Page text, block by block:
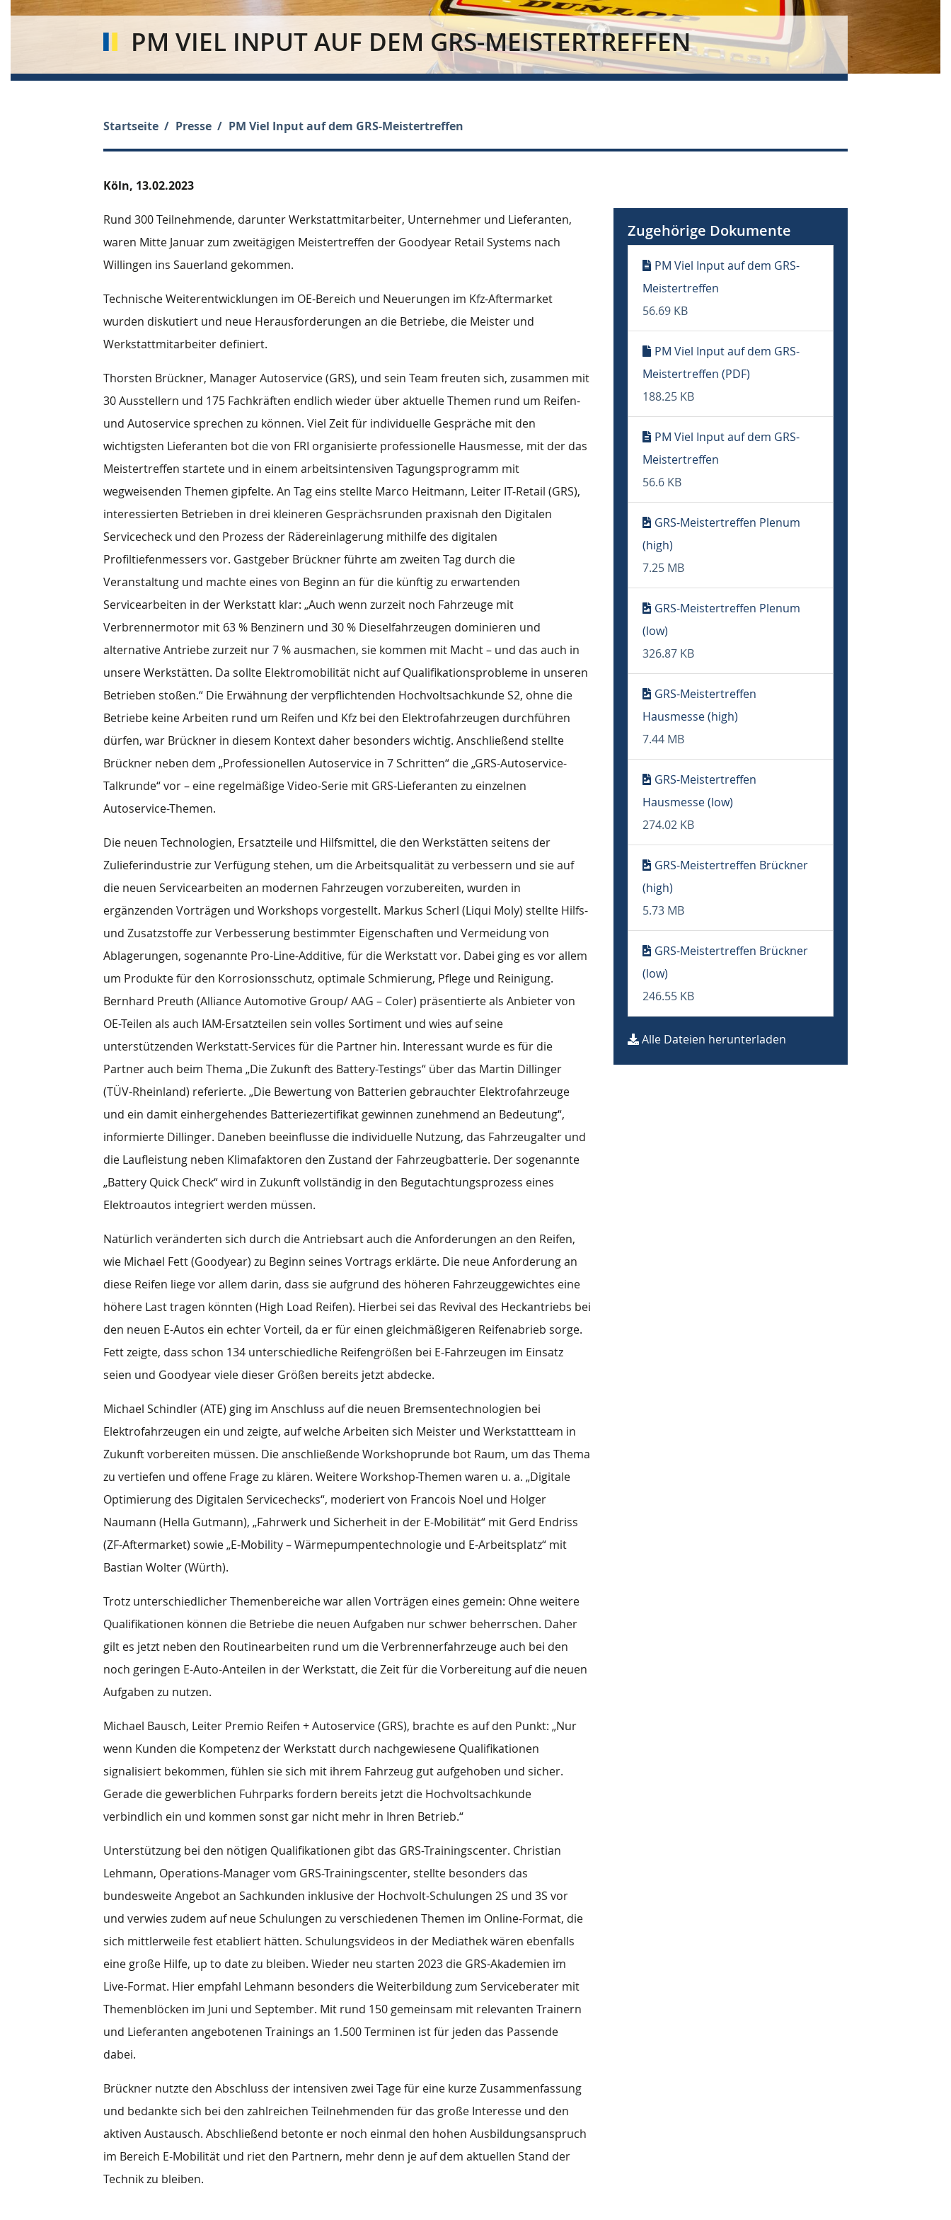
PM VIEL INPUT AUF DEM GRS-MEISTERTREFFEN
Startseite Presse PM Viel Input auf dem GRS-Meistertreffen
Köln, 13.02.2023
Rund 300 Teilnehmende, darunter Werkstattmitarbeiter, Unternehmer und Lieferanten,
waren Mitte Januar zum zweitägigen Meistertreffen der Goodyear Retail Systems nach
Willingen ins Sauerland gekommen.
Technische Weiterentwicklungen im OE-Bereich und Neuerungen im Kfz-Aftermarket
wurden diskutiert und neue Herausforderungen an die Betriebe, die Meister und
Werkstattmitarbeiter definiert.
Thorsten Brückner, Manager Autoservice (GRS), und sein Team freuten sich, zusammen mit
30 Ausstellern und 175 Fachkräften endlich wieder über aktuelle Themen rund um Reifen-
und Autoservice sprechen zu können. Viel Zeit für individuelle Gespräche mit den
wichtigsten Lieferanten bot die von FRI organisierte professionelle Hausmesse, mit der das
Meistertreffen startete und in einem arbeitsintensiven Tagungsprogramm mit
wegweisenden Themen gipfelte. An Tag eins stellte Marco Heitmann, Leiter IT-Retail (GRS),
interessierten Betrieben in drei kleineren Gesprächsrunden praxisnah den Digitalen
Servicecheck und den Prozess der Rädereinlagerung mithilfe des digitalen
Profiltiefenmessers vor. Gastgeber Brückner führte am zweiten Tag durch die
Veranstaltung und machte eines von Beginn an für die künftig zu erwartenden
Servicearbeiten in der Werkstatt klar: „Auch wenn zurzeit noch Fahrzeuge mit
Verbrennermotor mit 63 % Benzinern und 30 % Dieselfahrzeugen dominieren und
alternative Antriebe zurzeit nur 7 % ausmachen, sie kommen mit Macht – und das auch in
unsere Werkstätten. Da sollte Elektromobilität nicht auf Qualifikationsprobleme in unseren
Betrieben stoßen.“ Die Erwähnung der verpflichtenden Hochvoltsachkunde S2, ohne die
Betriebe keine Arbeiten rund um Reifen und Kfz bei den Elektrofahrzeugen durchführen
dürfen, war Brückner in diesem Kontext daher besonders wichtig. Anschließend stellte
Brückner neben dem „Professionellen Autoservice in 7 Schritten“ die „GRS-Autoservice-
Talkrunde“ vor – eine regelmäßige Video-Serie mit GRS-Lieferanten zu einzelnen
Autoservice-Themen.
Die neuen Technologien, Ersatzteile und Hilfsmittel, die den Werkstätten seitens der
Zulieferindustrie zur Verfügung stehen, um die Arbeitsqualität zu verbessern und sie auf
die neuen Servicearbeiten an modernen Fahrzeugen vorzubereiten, wurden in
ergänzenden Vorträgen und Workshops vorgestellt. Markus Scherl (Liqui Moly) stellte Hilfs-
und Zusatzstoffe zur Verbesserung bestimmter Eigenschaften und Vermeidung von
Ablagerungen, sogenannte Pro-Line-Additive, für die Werkstatt vor. Dabei ging es vor allem
um Produkte für den Korrosionsschutz, optimale Schmierung, Pflege und Reinigung.
Bernhard Preuth (Alliance Automotive Group/ AAG – Coler) präsentierte als Anbieter von
OE-Teilen als auch IAM-Ersatzteilen sein volles Sortiment und wies auf seine
unterstützenden Werkstatt-Services für die Partner hin. Interessant wurde es für die
Partner auch beim Thema „Die Zukunft des Battery-Testings“ über das Martin Dillinger
(TÜV-Rheinland) referierte. „Die Bewertung von Batterien gebrauchter Elektrofahrzeuge
und ein damit einhergehendes Batteriezertifikat gewinnen zunehmend an Bedeutung“,
informierte Dillinger. Daneben beeinflusse die individuelle Nutzung, das Fahrzeugalter und
die Laufleistung neben Klimafaktoren den Zustand der Fahrzeugbatterie. Der sogenannte
„Battery Quick Check“ wird in Zukunft vollständig in den Begutachtungsprozess eines
Elektroautos integriert werden müssen.
Natürlich veränderten sich durch die Antriebsart auch die Anforderungen an den Reifen,
wie Michael Fett (Goodyear) zu Beginn seines Vortrags erklärte. Die neue Anforderung an
diese Reifen liege vor allem darin, dass sie aufgrund des höheren Fahrzeuggewichtes eine
höhere Last tragen könnten (High Load Reifen). Hierbei sei das Revival des Heckantriebs bei
den neuen E-Autos ein echter Vorteil, da er für einen gleichmäßigeren Reifenabrieb sorge.
Fett zeigte, dass schon 134 unterschiedliche Reifengrößen bei E-Fahrzeugen im Einsatz
seien und Goodyear viele dieser Größen bereits jetzt abdecke.
Michael Schindler (ATE) ging im Anschluss auf die neuen Bremsentechnologien bei
Elektrofahrzeugen ein und zeigte, auf welche Arbeiten sich Meister und Werkstattteam in
Zukunft vorbereiten müssen. Die anschließende Workshoprunde bot Raum, um das Thema
zu vertiefen und offene Frage zu klären. Weitere Workshop-Themen waren u. a. „Digitale
Optimierung des Digitalen Servicechecks“, moderiert von Francois Noel und Holger
Naumann (Hella Gutmann), „Fahrwerk und Sicherheit in der E-Mobilität“ mit Gerd Endriss
(ZF-Aftermarket) sowie „E-Mobility – Wärmepumpentechnologie und E-Arbeitsplatz“ mit
Bastian Wolter (Würth).
Trotz unterschiedlicher Themenbereiche war allen Vorträgen eines gemein: Ohne weitere
Qualifikationen können die Betriebe die neuen Aufgaben nur schwer beherrschen. Daher
gilt es jetzt neben den Routinearbeiten rund um die Verbrennerfahrzeuge auch bei den
noch geringen E-Auto-Anteilen in der Werkstatt, die Zeit für die Vorbereitung auf die neuen
Aufgaben zu nutzen.
Michael Bausch, Leiter Premio Reifen + Autoservice (GRS), brachte es auf den Punkt: „Nur
wenn Kunden die Kompetenz der Werkstatt durch nachgewiesene Qualifikationen
signalisiert bekommen, fühlen sie sich mit ihrem Fahrzeug gut aufgehoben und sicher.
Gerade die gewerblichen Fuhrparks fordern bereits jetzt die Hochvoltsachkunde
verbindlich ein und kommen sonst gar nicht mehr in Ihren Betrieb.“
Unterstützung bei den nötigen Qualifikationen gibt das GRS-Trainingscenter. Christian
Lehmann, Operations-Manager vom GRS-Trainingscenter, stellte besonders das
bundesweite Angebot an Sachkunden inklusive der Hochvolt-Schulungen 2S und 3S vor
und verwies zudem auf neue Schulungen zu verschiedenen Themen im Online-Format, die
sich mittlerweile fest etabliert hätten. Schulungsvideos in der Mediathek wären ebenfalls
eine große Hilfe, up to date zu bleiben. Wieder neu starten 2023 die GRS-Akademien im
Live-Format. Hier empfahl Lehmann besonders die Weiterbildung zum Serviceberater mit
Themenblöcken im Juni und September. Mit rund 150 gemeinsam mit relevanten Trainern
und Lieferanten angebotenen Trainings an 1.500 Terminen ist für jeden das Passende
dabei.
Brückner nutzte den Abschluss der intensiven zwei Tage für eine kurze Zusammenfassung
und bedankte sich bei den zahlreichen Teilnehmenden für das große Interesse und den
aktiven Austausch. Abschließend betonte er noch einmal den hohen Ausbildungsanspruch
im Bereich E-Mobilität und riet den Partnern, mehr denn je auf dem aktuellen Stand der
Technik zu bleiben.
Zugehörige Dokumente
PM Viel Input auf dem GRS-
Meistertreffen
56.69 KB
PM Viel Input auf dem GRS-
Meistertreffen (PDF)
188.25 KB
PM Viel Input auf dem GRS-
Meistertreffen
56.6 KB
GRS-Meistertreffen Plenum
(high)
7.25 MB
GRS-Meistertreffen Plenum
(low)
326.87 KB
GRS-Meistertreffen
Hausmesse (high)
7.44 MB
GRS-Meistertreffen
Hausmesse (low)
274.02 KB
GRS-Meistertreffen Brückner
(high)
5.73 MB
GRS-Meistertreffen Brückner
(low)
246.55 KB
Alle Dateien herunterladen